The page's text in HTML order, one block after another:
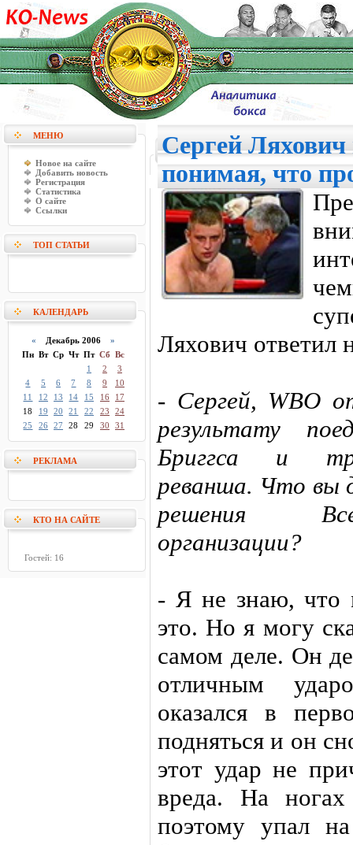
МЕНЮ
Новое на сайте
Добавить новость
Регистрация
Статистика
О сайте
Ссылки
ТОП СТАТЬИ
КАЛЕНДАРЬ
« Декабрь 2006 »
Пн Вт Ср Чт Пт Сб Вс
1
2
3
4
5 6 7 8 9
10
11
12 13 14 15 16
17
18
19 20 21 22 23
24
25
26 27 28 29 30 31
РЕКЛАМА
КТО НА САЙТЕ
Гостей: 16
Сергей
понимая, что
Ляхович ответил
- Сергей, WBO
результату
Бриггса и
реванша. Что вы
решения
организации?
- Я не знаю, что
это. Но я могу
самом деле. Он
отличным
оказался в
подняться и он
этот удар не
вреда. На
поэтому упал